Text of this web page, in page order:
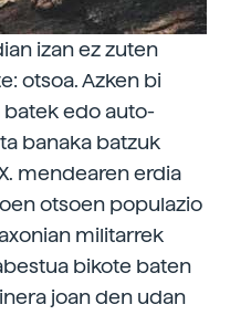
izan ez zuten
otsoa. Azken bi
edo auto-
banaka batzuk
mendearen erdia
otsoen populazio
militarrek
bikote baten
joan den udan